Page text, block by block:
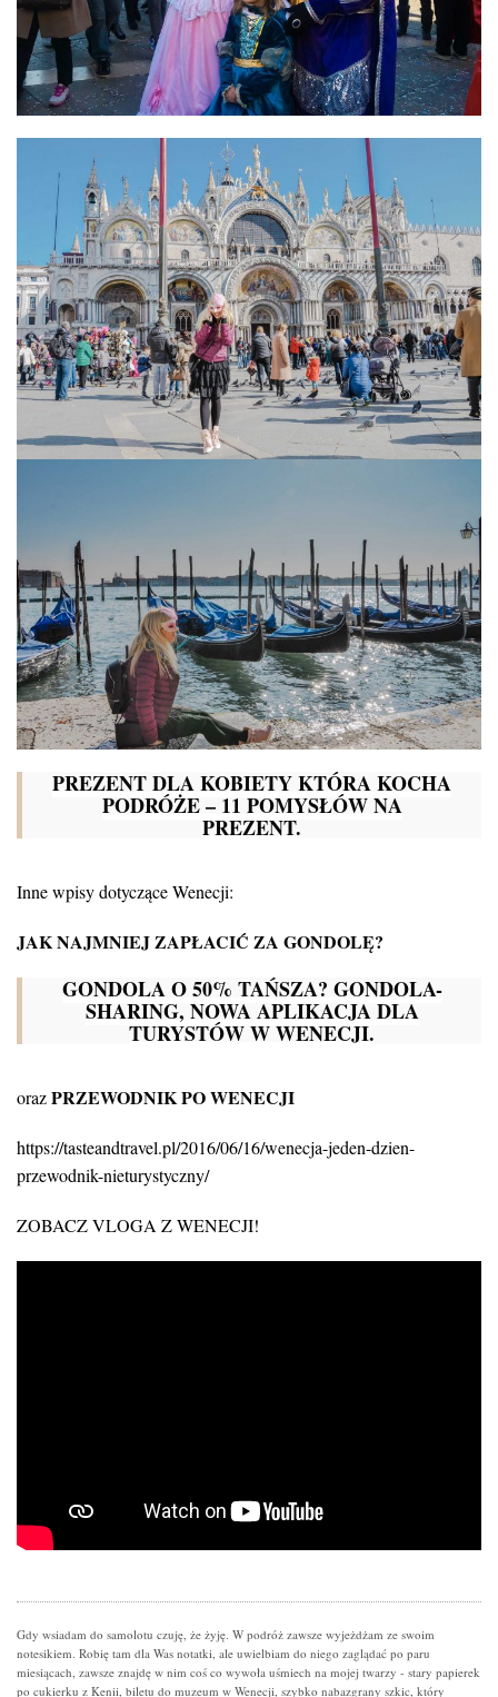
PREZENT DLA KOBIETY KTÓRA KOCHA
PODRÓŻE – 11 POMYSŁÓW NA
PREZENT.
Inne wpisy dotyczące Wenecji:
JAK NAJMNIEJ ZAPŁACIĆ ZA GONDOLĘ?
GONDOLA O 50% TAŃSZA? GONDOLA-
SHARING, NOWA APLIKACJA DLA
TURYSTÓW W WENECJI.
orazPRZEWODNIK PO WENECJI
https://tasteandtravel.pl/2016/06/16/wenecja-jeden-dzien-
przewodnik-nieturystyczny/
ZOBACZ VLOGA Z WENECJI!
Gdy wsiadam do samolotu czuję, że żyję. W podróż zawsze wyjeżdżam ze swoim
notesikiem. Robię tam dla Was notatki, ale uwielbiam do niego zaglądać po paru
miesiącach, zawsze znajdę w nim coś co wywoła uśmiech na mojej twarzy - stary papierek
po cukierku z Kenii, biletu do muzeum w Wenecji, szybko nabazgrany szkic, który